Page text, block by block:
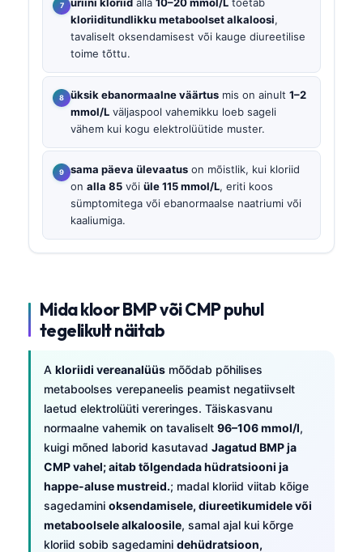
uriini kloriid alla 10–20 mmol/L toetab
kloriiditundlikku metaboolset alkaloosi,
tavaliselt oksendamisest või kauge diureetilise
toime tõttu.
üksik ebanormaalne väärtus mis on ainult 1–2
mmol/L väljaspool vahemikku loeb sageli
vähem kui kogu elektrolüütide muster.
sama päeva ülevaatus on mõistlik, kui kloriid
on alla 85 või üle 115 mmol/L, eriti koos
sümptomitega või ebanormaalse naatriumi või
kaaliumiga.
Mida kloor BMP või CMP puhul
tegelikult näitab
A kloriidi vereanalüüs mõõdab põhilises
metaboolses verepaneelis peamist negatiivselt
laetud elektrolüüti vereringes. Täiskasvanu
normaalne vahemik on tavaliselt 96–106 mmol/l,
kuigi mõned laborid kasutavad Jagatud BMP ja
CMP vahel; aitab tõlgendada hüdratsiooni ja
happe-aluse mustreid.; madal kloriid viitab kõige
sagedamini oksendamisele, diureetikumidele või
metaboolsele alkaloosile, samal ajal kui kõrge
kloriid sobib sagedamini dehüdratsioon,